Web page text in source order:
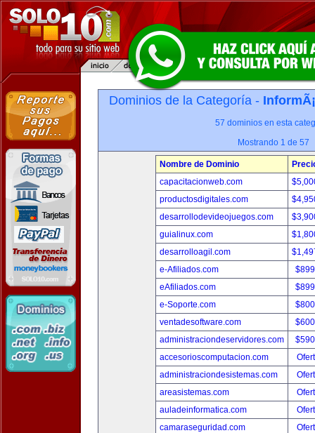
Dominios de la Categoría -
57 dominios en esta
Mostrando 1 de 57
Nombre de Dominio
capacitacionweb.com
productosdigitales.com
desarrollodevideojuegos.com
guialinux.com
desarrolloagil.com
e-Afiliados.com
eAfiliados.com
e-Soporte.com
ventadesoftware.com
administraciondeservidores.com
accesorioscomputacion.com
administraciondesistemas.com
areasistemas.com
auladeinformatica.com
camaraseguridad.com